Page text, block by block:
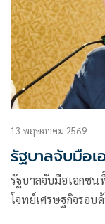
13 พฤษภาคม 2569
รัฐบาลจับมือ
รัฐบาลจับมือเอกช
โจทย์เศรษฐกิจรอบ